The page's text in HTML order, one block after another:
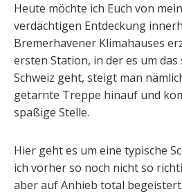
Heute möchte ich Euch von
verdächtigen Entdeckung
Bremerhavener Klimahauses
ersten Station, in der es um
Schweiz geht, steigt man
getarnte Treppe hinauf und
spaßige Stelle.
Hier geht es um eine typische
ich vorher so noch nicht so
aber auf Anhieb total begeistert